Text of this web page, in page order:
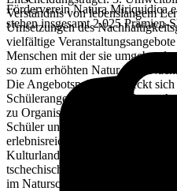
Verständnis von lebenslangem
Umsetzungen des
vielfältige
Menschen mit der sie
so zum erhöhten Natur- und
Die Angebotspalette erstreckt
Schülerangeboten, über
zu Organismentagen und
Schüler und Familien sogenannte
erlebnisreiche Aufenthalte in der
Kulturlandschaft des
tschechischen Grenze. Zudem
im Naturschutz durch den Verein
Förderverein Natura Miriquidica
stehen insgesamt 2.025 Prämien-